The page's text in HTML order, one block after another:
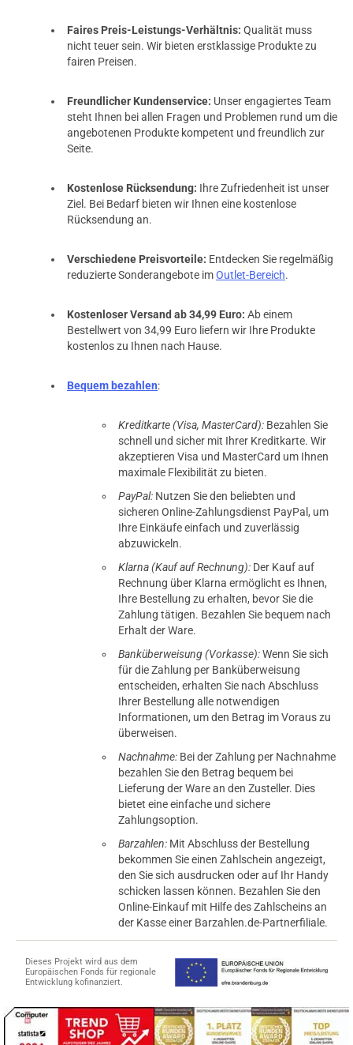
Faires Preis-Leistungs-Verhältnis: Qualität muss
nicht teuer sein. Wir bieten erstklassige Produkte zu
fairen Preisen.
Freundlicher Kundenservice: Unser engagiertes Team
steht Ihnen bei allen Fragen und Problemen rund um die
angebotenen Produkte kompetent und freundlich zur
Seite.
Kostenlose Rücksendung: Ihre Zufriedenheit ist unser
Ziel. Bei Bedarf bieten wir Ihnen eine kostenlose
Rücksendung an.
Verschiedene Preisvorteile: Entdecken Sie regelmäßig
reduzierte Sonderangebote imOutlet-Bereich.
Kostenloser Versand ab 34,99 Euro: Ab einem
Bestellwert von 34,99 Euro liefern wir Ihre Produkte
kostenlos zu Ihnen nach Hause.
Bequem bezahlen:
Kreditkarte (Visa, MasterCard): Bezahlen Sie
schnell und sicher mit Ihrer Kreditkarte. Wir
akzeptieren Visa und MasterCard um Ihnen
maximale Flexibilität zu bieten.
PayPal: Nutzen Sie den beliebten und
sicheren Online-Zahlungsdienst PayPal, um
Ihre Einkäufe einfach und zuverlässig
abzuwickeln.
Klarna (Kauf auf Rechnung): Der Kauf auf
Rechnung über Klarna ermöglicht es Ihnen,
Ihre Bestellung zu erhalten, bevor Sie die
Zahlung tätigen. Bezahlen Sie bequem nach
Erhalt der Ware.
Banküberweisung (Vorkasse):Wenn Sie sich
für die Zahlung per Banküberweisung
entscheiden, erhalten Sie nach Abschluss
Ihrer Bestellung alle notwendigen
Informationen, um den Betrag im Voraus zu
überweisen.
Nachnahme: Bei der Zahlung per Nachnahme
bezahlen Sie den Betrag bequem bei
Lieferung der Ware an den Zusteller. Dies
bietet eine einfache und sichere
Zahlungsoption.
Barzahlen: Mit Abschluss der Bestellung
bekommen Sie einen Zahlschein angezeigt,
den Sie sich ausdrucken oder auf Ihr Handy
schicken lassen können. Bezahlen Sie den
Online-Einkauf mit Hilfe des Zahlscheins an
der Kasse einer Barzahlen.de-Partnerfiliale.
Dieses Projekt wird aus dem
Europäischen Fonds für regionale
Entwicklung kofinanziert.